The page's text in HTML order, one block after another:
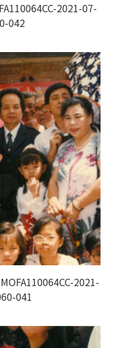
2021-07-
042
2021-
041